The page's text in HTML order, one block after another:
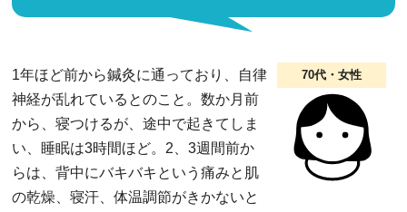
70代・女性
1年ほど前から鍼灸に通っており、自律
神経が乱れているとのこと。数か月前
から、寝つけるが、途中で起きてしま
い、睡眠は3時間ほど。2、3週間前か
らは、背中にバキバキという痛みと肌
の乾燥、寝汗、体温調節がきかないと